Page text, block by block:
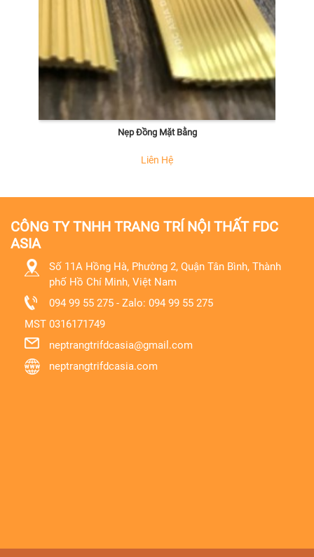
Nẹp Đồng Mặt Bằng
Liên Hệ
CÔNG TY TNHH TRANG TRÍ NỘI THẤT FDC
ASIA
Số 11A Hồng Hà, Phường 2, Quận Tân Bình, Thành
phố Hồ Chí Minh, Việt Nam
094 99 55 275 - Zalo: 094 99 55 275
MST 0316171749
neptrangtrifdcasia@gmail.com
neptrangtrifdcasia.com